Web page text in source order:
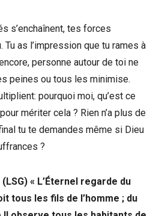
s’enchaînent, tes forces
Tu as l’impression que tu rames à
personne autour de toi ne
peines ou tous les minimise.
pourquoi moi, qu’est ce
mériter cela ? Rien n’a plus de
tu te demandes même si Dieu
?
« L’Éternel regarde du
tous les fils de l’homme ; du